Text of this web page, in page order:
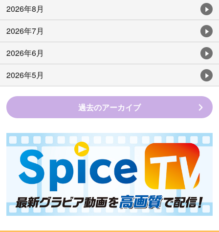
2026年8月
2026年7月
2026年6月
2026年5月
過去のアーカイブ